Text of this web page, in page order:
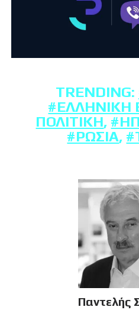
TRENDING:
#ΕΛΛΗΝΙΚΉ
ΠΟΛΙΤΙΚΉ,
#ΡΩΣΊΑ,
Παντελής